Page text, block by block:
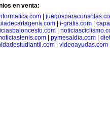
en venta:
| i-gratis.com|
pymesaldia.com
| videoayudas.com